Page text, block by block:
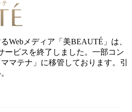
Webメディア「美BEAUTÉ」は、
ービスを終了しました。一部コン
マテナ」に移管しております。引